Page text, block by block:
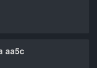
aa5c